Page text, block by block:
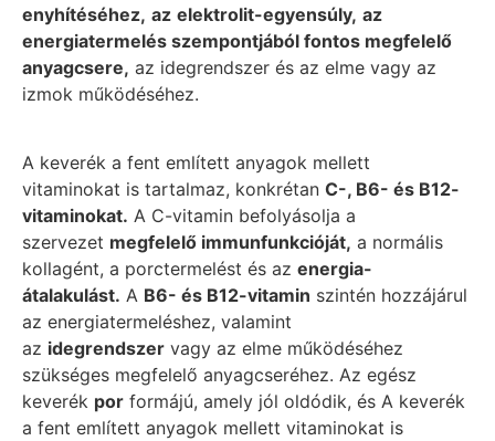
enyhítéséhez, az elektrolit-egyensúly, az
energiatermelés szempontjából fontos megfelelő
anyagcsere, az idegrendszer és az elme vagy az
izmok működéséhez.
A keverék a fent említett anyagok mellett
vitaminokat is tartalmaz, konkrétan C-, B6- és B12-
vitaminokat. A C-vitamin befolyásolja a
szervezet megfelelő immunfunkcióját, a normális
kollagént, a porctermelést és az energia-
átalakulást. A B6- és B12-vitamin szintén hozzájárul
az energiatermeléshez, valamint
az idegrendszer vagy az elme működéséhez
szükséges megfelelő anyagcseréhez. Az egész
keverék por formájú, amely jól oldódik, és A keverék
a fent említett anyagok mellett vitaminokat is